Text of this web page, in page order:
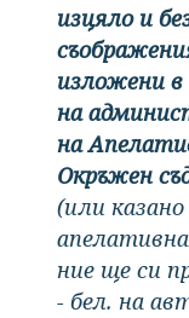
изцяло и
изложени
на
на
Окръжен
(или
ние ще си
- бел. на